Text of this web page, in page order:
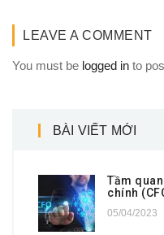
LEAVE A COMMENT
You must be logged in to
BÀI VIẾT MỚI
Tầm
chính
05/04/2023